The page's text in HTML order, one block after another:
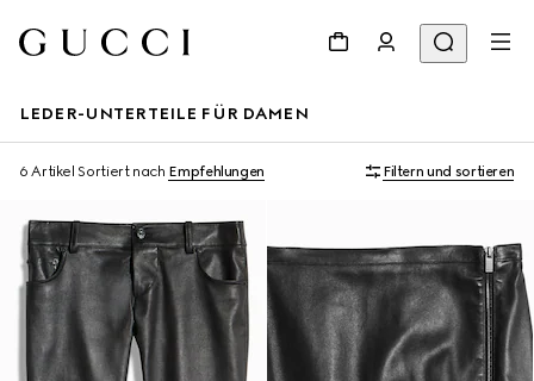
LEDER-UNTERTEILE FÜR DAMEN
6 Artikel Sortiert nach Empfehlungen Filtern und sortieren